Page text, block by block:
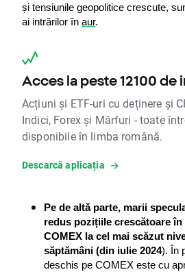
și tensiunile geopolitice crescute,
ai intrărilor în aur.
Acces la peste 12100 de
Acțiuni și ETF-uri cu deținere și
Indici, Forex și Mărfuri - toate
disponibile în limba română.
Descarcă aplicația
Pe de altă parte, marii
redus pozițiile crescătoare
COMEX la cel mai scăzut
săptămâni (din iulie 2024). În
deschis pe COMEX este cu